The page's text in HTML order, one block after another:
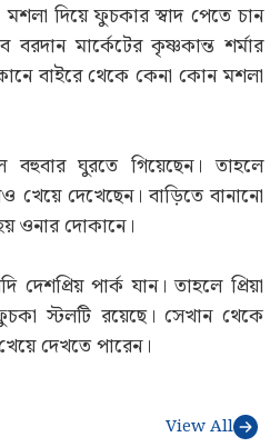
দিয়ে ফুচকার স্বাদ পেতে চান
মার্কেটের কৃষ্ণকান্ত শর্মার
বাইরে থেকে কেনা কোন মশলা
বহুবার ঘুরতে গিয়েছেন। তাহলে
খেয়ে দেখেছেন। বাড়িতে বানানো
ওনার দোকানে।
পার্ক যান। তাহলে প্রিয়া
স্টলটি রয়েছে। সেখান থেকে
দেখতে পারেন।
View All